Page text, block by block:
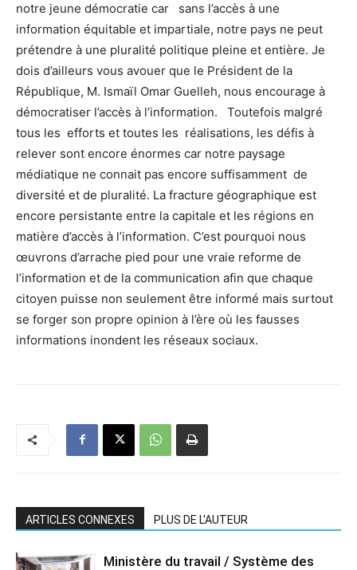
notre jeune démocratie car sans l’accès à une
information équitable et impartiale, notre pays ne peut
prétendre à une pluralité politique pleine et entière. Je
dois d’ailleurs vous avouer que le Président de la
République, M. Ismaïl Omar Guelleh, nous encourage à
démocratiser l’accès à l’information. Toutefois malgré
tous les efforts et toutes les réalisations, les défis à
relever sont encore énormes car notre paysage
médiatique ne connait pas encore suffisamment de
diversité et de pluralité. La fracture géographique est
encore persistante entre la capitale et les régions en
matière d’accès à l’information. C’est pourquoi nous
œuvrons d’arrache pied pour une vraie reforme de
l’information et de la communication afin que chaque
citoyen puisse non seulement être informé mais surtout
se forger son propre opinion à l’ère où les fausses
informations inondent les réseaux sociaux.
ARTICLES CONNEXES PLUS DE L'AUTEUR
Ministère du travail / Système des